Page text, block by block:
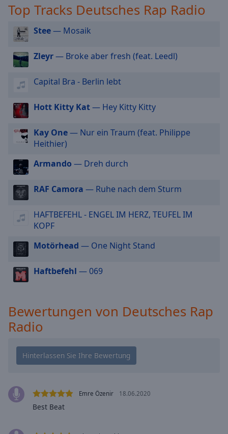
Audio
Picture-
in-
Picture
Fullscreen
modal
Beginning
dialog
window.
Escape
cancel
Text
Opacity
Background
Top Tracks Deutsches Rap Radio
Stee— Mosaik
Zleyr— Broke aber fresh (feat. Leedl)
Capital Bra - Berlin lebt
Hott Kitty Kat— Hey Kitty Kitty
Kay One— Nur ein Traum (feat. Philippe
Heithier)
Armando — Dreh durch
RAF Camora — Ruhe nach dem Sturm
HAFTBEFEHL - ENGEL IM HERZ, TEUFEL IM
KOPF
Motörhead — One Night Stand
Haftbefehl — 069
Bewertungen von Deutsches Rap
Radio
Emre Özenir 18.06.2020
Best Beat